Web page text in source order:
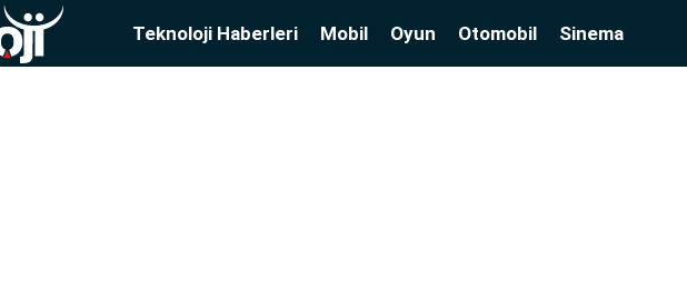
Teknoloji Haberleri Mobil Oyun Otomobil Sinema